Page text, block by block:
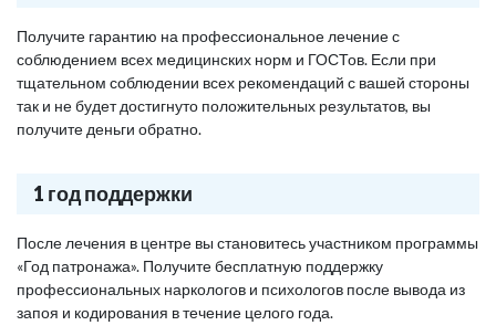
Получите гарантию на профессиональное лечение с
соблюдением всех медицинских норм и ГОСТов. Если при
тщательном соблюдении всех рекомендаций с вашей стороны
так и не будет достигнуто положительных результатов, вы
получите деньги обратно.
1 год поддержки
После лечения в центре вы становитесь участником программы
«Год патронажа». Получите бесплатную поддержку
профессиональных наркологов и психологов после вывода из
запоя и кодирования в течение целого года.